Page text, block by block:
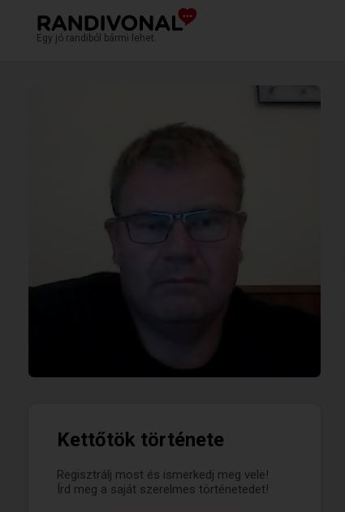
Egy jó randiból bármi lehet.
Kettőtök története
Regisztrálj most és ismerkedj meg vele!
Írd meg a saját szerelmes történetedet!